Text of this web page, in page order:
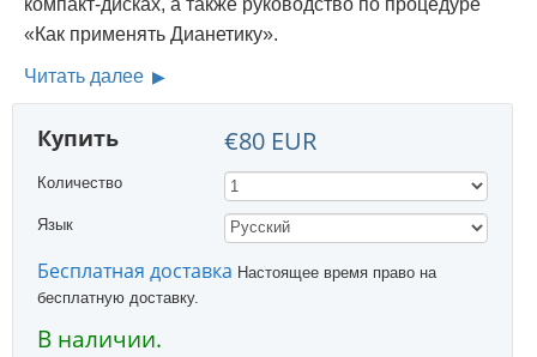
«Как применять Дианетику».
Читать далее
Купить €80 EUR
Количество
Язык
Бесплатная доставка Настоящее время право на
бесплатную доставку.
В наличии.